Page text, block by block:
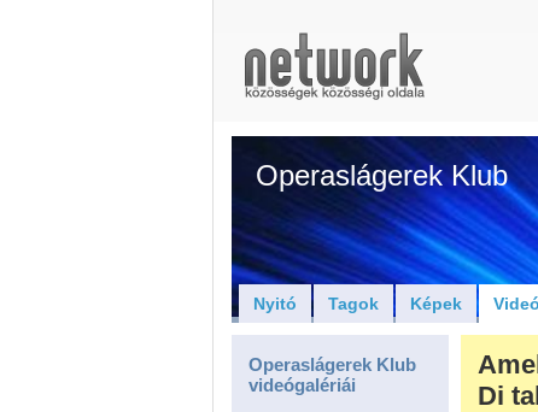
Operaslágerek Klub
Nyitó Tagok Képek
Operaslágerek Klub
videógalériái
Di